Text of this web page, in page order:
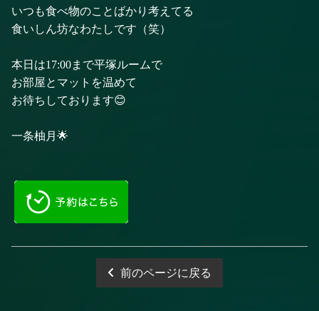
いつも食べ物のことばかり考えてる
食いしん坊なわたしです（笑）
本日は17:00まで平塚ルームで
お部屋とマットを温めて
お待ちしております😊
一条柚月🌟
前のページに戻る